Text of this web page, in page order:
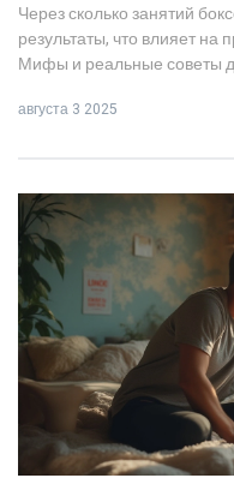
Через сколько занятий
результаты, что влияет на
Мифы и реальные советы
августа 3 2025